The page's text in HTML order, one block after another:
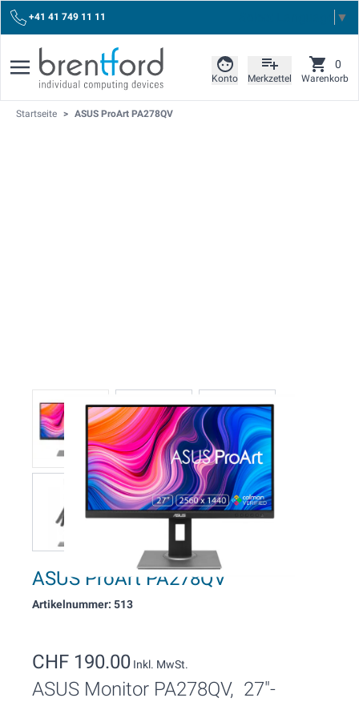
+41 41 749 11 11 ▼
Konto Merkzettel Warenkorb
0
Startseite > ASUS ProArt PA278QV
ASUS ProArt PA278QV
Artikelnummer: 513
CHF 190.00 Inkl. MwSt.
ASUS Monitor PA278QV, 27"-